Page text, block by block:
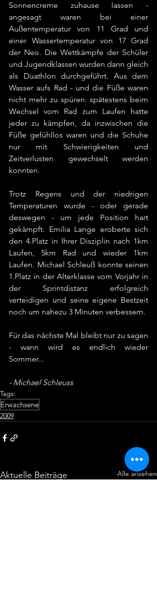
Sonnencreme zuhause lassen -
angesagt waren bei einer
Außentemperatur von 11 Grad und
einer Wassertemperatur von 17 Grad
der Neo. Die Wettkämpfe der Schüler
und Jugendklassen wurden dann gleich
als Duathlon durchgeführt. Aus dem
Wasser aufs Rad - und die Füße waren
nicht mehr zu spüren: spätestens beim
Wechsel vom Rad zum Laufen hatte
jeder zu kämpfen, da inzwischen die
Füße gefühllos waren und die Schuhe
nur mit Schwierigkeiten und
Zeitverlusten gewechselt werden
konnten.
Trotz Regens und der niedrigen
Temperaturen wurde - oder gerade
deswegen - um jede Position hart
gekämpft. Emilia Lange eroberte sich
den 4.Platz in Ihrer Disziplin nach 1km
Laufen, 5km Rad und wieder 1km
Laufen. Michael Schleuß konnte seinen
1.Platz in der Alterklasse vom Vorjahr in
der Sprintdistanz erfolgreich
verteidigen und seine eigene Bestzeit
noch um nahezu 3 Minuten verbessern.
Für das nächste Mal bleibt nur zu sagen
- wann wird es endlich wieder
Sommer...
- Michael Schleuss
Tags:
Erwachsene
2009
Aktuelle Beiträge Alle ansehen